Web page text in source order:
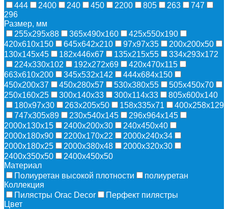
444
2400 240 450 2200 805 263
747
296
Размер, мм
255х295х88
365х490х160
425х550х190
420х610х150
645х642х210 97х97х35
200х200х50
130х145х45
182х446х67 135х215х55
334х293х172
224х330х102
192х272х69
420х470х115
663х610х200
345х532х142
444х684х150
450х200х37
450х280х57 530х380х55
505х450х70
250х160х25
300х140х33 300х114х33
805х600х140
180х97х30
263х205х50 158х335х71
400х258х129
747х305х89
230х540х145
296х964х145
2000х130х15
2400х200х30
240х450х40
2000х180х90
2200х170х22
2000х240х34
2000х180х25
2000х380х48
2000х320х30
2400х350х50
2400х450х50
Материал
Полиуретан высокой плотности
полиуретан
Коллекция
Пилястры Orac Decor
Перфект пилястры
Цвет